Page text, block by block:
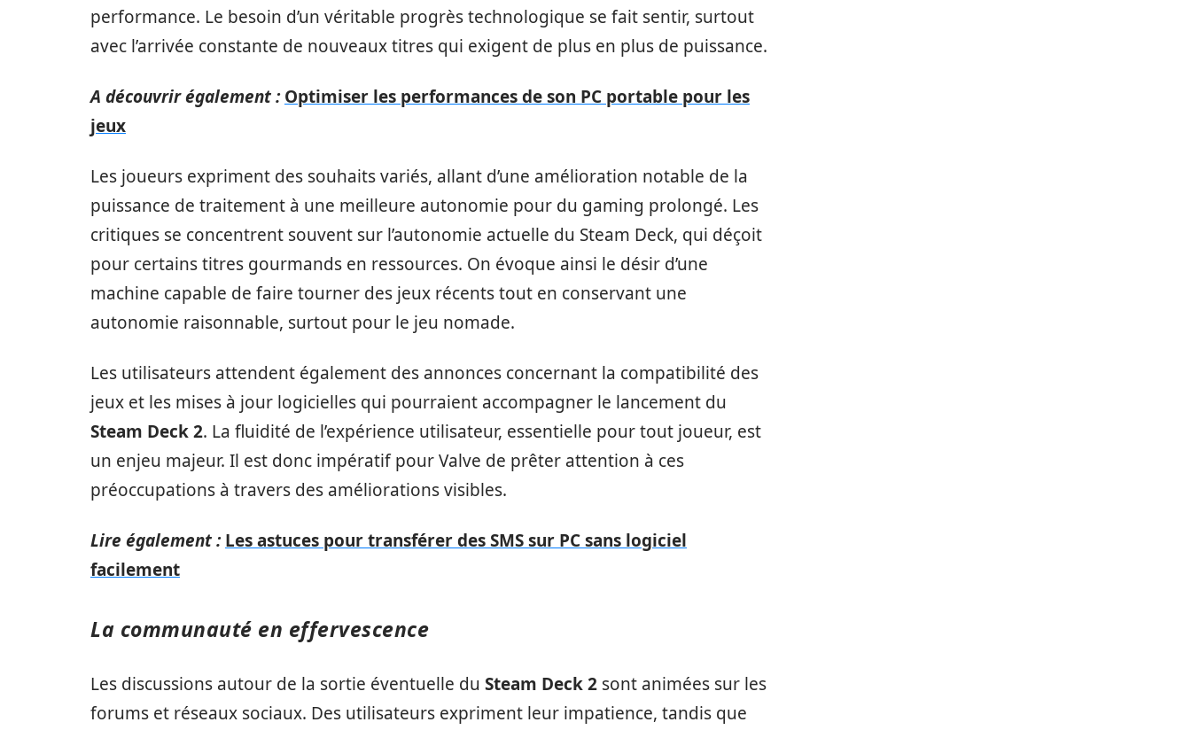
performance. Le besoin d’un véritable progrès technologique se fait sentir, surtout
avec l’arrivée constante de nouveaux titres qui exigent de plus en plus de puissance.
A découvrir également : Optimiser les performances de son PC portable pour les
jeux
Les joueurs expriment des souhaits variés, allant d’une amélioration notable de la
puissance de traitement à une meilleure autonomie pour du gaming prolongé. Les
critiques se concentrent souvent sur l’autonomie actuelle du Steam Deck, qui déçoit
pour certains titres gourmands en ressources. On évoque ainsi le désir d’une
machine capable de faire tourner des jeux récents tout en conservant une
autonomie raisonnable, surtout pour le jeu nomade.
Les utilisateurs attendent également des annonces concernant la compatibilité des
jeux et les mises à jour logicielles qui pourraient accompagner le lancement du
Steam Deck 2. La fluidité de l’expérience utilisateur, essentielle pour tout joueur, est
un enjeu majeur. Il est donc impératif pour Valve de prêter attention à ces
préoccupations à travers des améliorations visibles.
Lire également : Les astuces pour transférer des SMS sur PC sans logiciel
facilement
La communauté en effervescence
Les discussions autour de la sortie éventuelle du Steam Deck 2 sont animées sur les
forums et réseaux sociaux. Des utilisateurs expriment leur impatience, tandis que